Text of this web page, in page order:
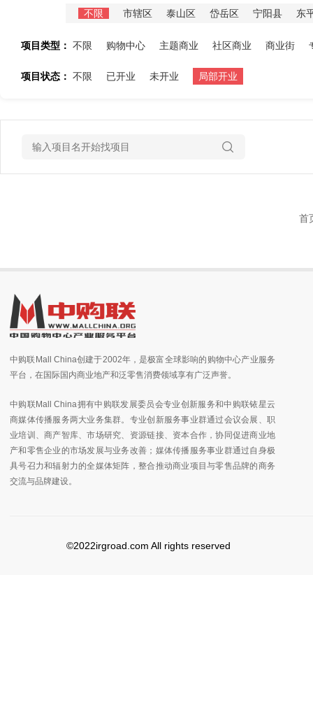
不限 市辖区 泰山区 岱岳区 宁阳县 东
项目类型： 不限 购物中心 主题商业 社区商业 商业街
项目状态： 不限 已开业 未开业 局部开业
首
中购联Mall China创建于2002年，是极富全球影响的购物中心产业服务
平台，在国际国内商业地产和泛零售消费领域享有广泛声誉。
中购联Mall China拥有中购联发展委员会专业创新服务和中购联铱星云
商媒体传播服务两大业务集群。专业创新服务事业群通过会议会展、职
业培训、商产智库、市场研究、资源链接、资本合作，协同促进商业地
产和零售企业的市场发展与业务改善；媒体传播服务事业群通过自身极
具号召力和辐射力的全媒体矩阵，整合推动商业项目与零售品牌的商务
交流与品牌建设。
©2022irgroad.com All rights reserved